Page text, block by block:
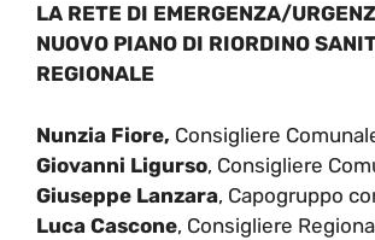
LA RETE DI EMERGENZA/
NUOVO PIANO DI RIORDINO
REGIONALE
Nunzia Fiore, Consigliere
Giovanni Ligurso, Consigliere
Giuseppe Lanzara, Capogruppo
Luca Cascone, Consigliere